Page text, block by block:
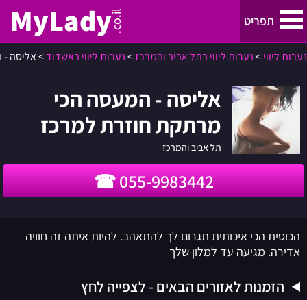
תפריט MyLady.co.il
נערות ליווי
נערות ליווי בתל אביב והמרכז
נערות ליווי בחיפה, קריות והצפון
ירושלים
נערות ליווי באילת
נערות ליווי>נערות ליווי בתל אביב והמרכז>נערות ליווי באשדוד>אליסה
אליסה - המעסה הכי
מרתקת חוזרת למרכז
תל אביב והמרכז
055-9983442
הכוסית הכי איכותית תגרום לך להתאהב. להיות איתה זה חוויה
אדירה. מגיעה עד למלון שלך
הזמנות לאזורים הבאים - לצפייה לחץ